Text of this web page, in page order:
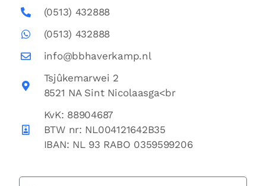
(0513) 432888
(0513) 432888
info@bbhaverkamp.nl
Tsjûkemarwei 2
8521 NA Sint Nicolaasga<br
KvK: 88904687
BTW nr: NL004121642B35
IBAN: NL 93 RABO 0359599206